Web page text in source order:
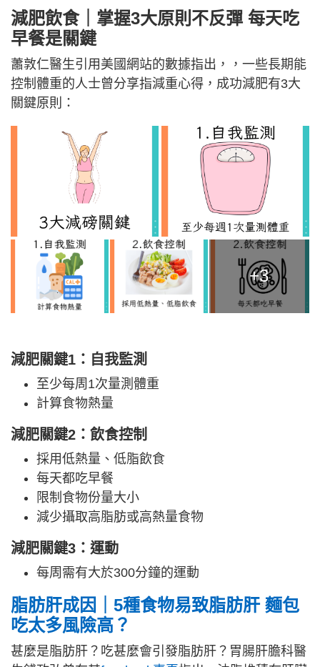
減肥飲食｜掌握3大原則不反彈 每天吃
早餐是關鍵
蕭敦仁醫生引用美國網站的數據指出，，一些長期能
控制體重的人士曾分享指減重心得，成功減肥有3大
關鍵原則：
+3
減肥關鍵1：自我監測
至少每周1次量測體重
計算食物熱量
減肥關鍵2：飲食控制
採用低熱量、低脂飲食
每天都吃早餐
限制食物份量大小
減少攝取高脂肪或高熱量食物
減肥關鍵3：運動
每周需有大於300分鐘的運動
脂肪肝成因｜ 5種食物易致脂肪肝 麵包
吃太多風險高？
甚麼是脂肪肝？吃甚麼會引發脂肪肝？胃腸肝膽科醫